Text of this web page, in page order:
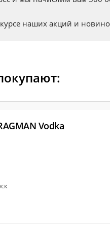
комплектации и
наших акций и
Vodka